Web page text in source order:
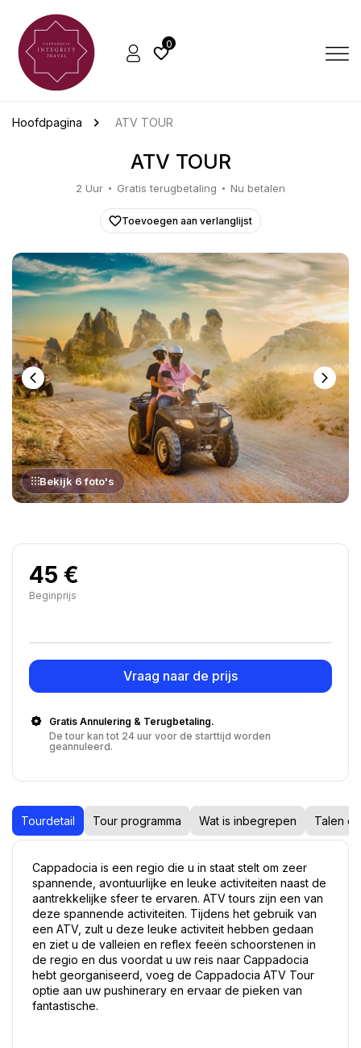
0
Hoofdpagina ATV TOUR
ATV TOUR
2 Uur Gratis terugbetaling Nu betalen
Toevoegen aan verlanglijst
Bekijk 6 foto's
45 €
Beginprijs
Vraag naar de prijs
Gratis Annulering & Terugbetaling.
De tour kan tot 24 uur voor de starttijd worden
geannuleerd.
Tourdetail Tour programma Wat is inbegrepen Talen
Cappadocia is een regio die u in staat stelt om zeer
spannende, avontuurlijke en leuke activiteiten naast de
aantrekkelijke sfeer te ervaren. ATV tours zijn een van
deze spannende activiteiten. Tijdens het gebruik van
een ATV, zult u deze leuke activiteit hebben gedaan
en ziet u de valleien en reflex feeën schoorstenen in
de regio en dus voordat u uw reis naar Cappadocia
hebt georganiseerd, voeg de Cappadocia ATV Tour
optie aan uw pushinerary en ervaar de pieken van
fantastische.